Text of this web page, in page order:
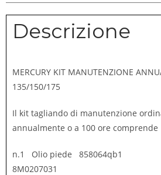
Descrizione
MERCURY KIT MANUTENZIONE
135/150/175
Il kit tagliando di manutenzione
annualmente o a 100 ore comprende
n.1 Olio piede
8M0207031